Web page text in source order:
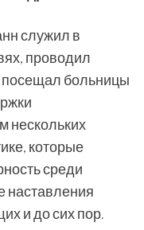
служил в
проводил
посещал больницы
нескольких
которые
среди
наставления
и до сих пор.